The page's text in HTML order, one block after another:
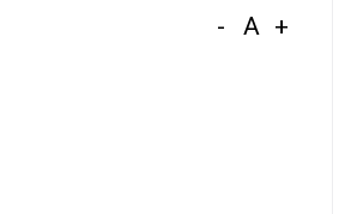
- A +